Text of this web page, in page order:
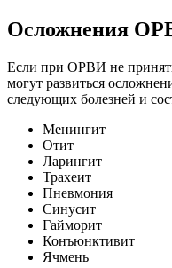
Осложнения
Если при ОРВИ не
могут развиться
следующих болезней и
Менингит
Отит
Ларингит
Трахеит
Пневмония
Синусит
Гайморит
Конъюнктивит
Ячмень